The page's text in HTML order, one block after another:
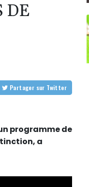
DE
Partager sur Twitter
programme de
a